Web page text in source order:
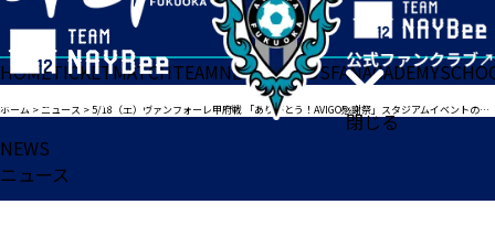
閉じる
HOMETICKETMATCHTEAMNEWSGOODSFANACADEMY
ホーム >ニュース >5/18（土）ヴァンフォーレ甲府戦 「ありがとう！AVIGO感謝祭」スタジアムイベントのお知らせ
NEWS
ニュース